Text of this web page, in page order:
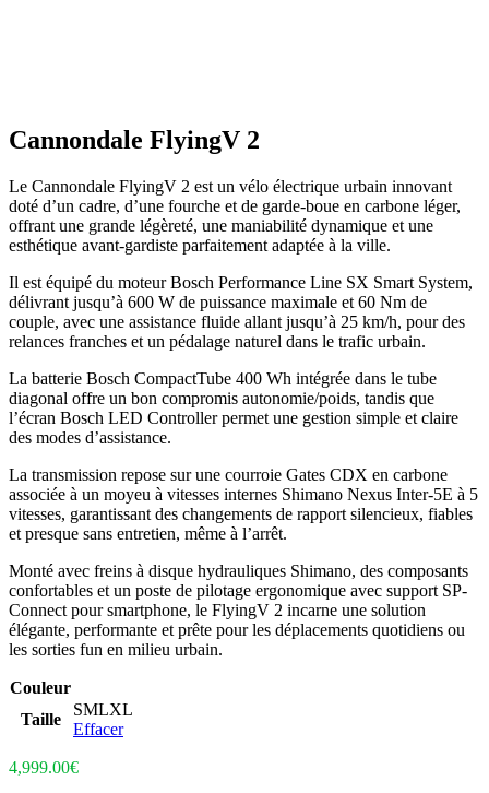
Cannondale FlyingV 2
Le Cannondale FlyingV 2 est un vélo électrique urbain innovant
doté d’un cadre, d’une fourche et de garde-boue en carbone léger,
offrant une grande légèreté, une maniabilité dynamique et une
esthétique avant-gardiste parfaitement adaptée à la ville.
Il est équipé du moteur Bosch Performance Line SX Smart System,
délivrant jusqu’à 600 W de puissance maximale et 60 Nm de
couple, avec une assistance fluide allant jusqu’à 25 km/h, pour des
relances franches et un pédalage naturel dans le trafic urbain.
La batterie Bosch CompactTube 400 Wh intégrée dans le tube
diagonal offre un bon compromis autonomie/poids, tandis que
l’écran Bosch LED Controller permet une gestion simple et claire
des modes d’assistance.
La transmission repose sur une courroie Gates CDX en carbone
associée à un moyeu à vitesses internes Shimano Nexus Inter-5E à 5
vitesses, garantissant des changements de rapport silencieux, fiables
et presque sans entretien, même à l’arrêt.
Monté avec freins à disque hydrauliques Shimano, des composants
confortables et un poste de pilotage ergonomique avec support SP-
Connect pour smartphone, le FlyingV 2 incarne une solution
élégante, performante et prête pour les déplacements quotidiens ou
les sorties fun en milieu urbain.
Couleur
Taille
SMLXL
Effacer
4,999.00€